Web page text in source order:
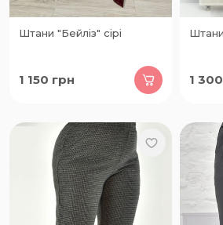
Штани "Бейліз" сірі
1 150 грн 1 300